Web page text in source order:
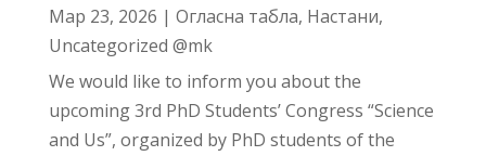
Мар 23, 2026 | Огласна табла, Настани,
Uncategorized @mk
We would like to inform you about the
upcoming 3rd PhD Students’ Congress “Science
and Us”, organized by PhD students of the